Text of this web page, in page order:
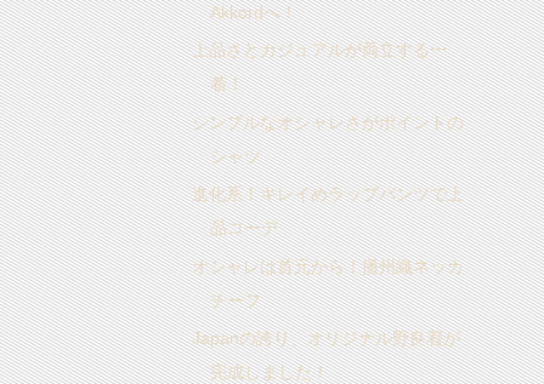
Akkordへ！
上品さとカジュアルが両立する一
着！
シンプルなオシャレさがポイントの
シャツ
進化系！キレイめラップパンツで上
品コーデ
オシャレは首元から！播州織ネッカ
チーフ
Japanの誇り、オリジナル野良着が
完成しました！